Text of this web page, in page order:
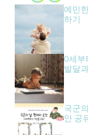
예민
하기
0세부
발달
국군
안 공